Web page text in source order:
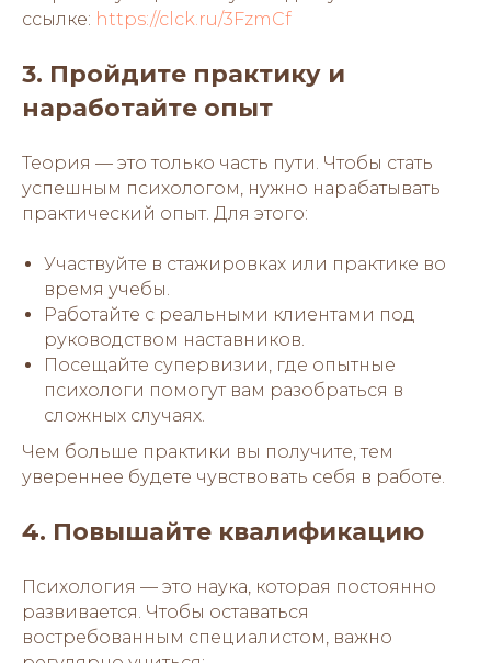
ссылке: https://clck.ru/3FzmCf
3. Пройдите практику и
наработайте опыт
Теория — это только часть пути. Чтобы стать
успешным психологом, нужно нарабатывать
практический опыт. Для этого:
Участвуйте в стажировках или практике во
время учебы.
Работайте с реальными клиентами под
руководством наставников.
Посещайте супервизии, где опытные
психологи помогут вам разобраться в
сложных случаях.
Чем больше практики вы получите, тем
увереннее будете чувствовать себя в работе.
4. Повышайте квалификацию
Психология — это наука, которая постоянно
развивается. Чтобы оставаться
востребованным специалистом, важно